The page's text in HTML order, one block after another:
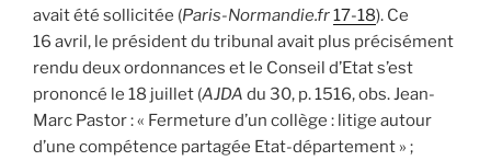
avait été sollicitée (Paris-Normandie.fr17-18). Ce
16 avril, le président du tribunal avait plus précisément
rendu deux ordonnances et le Conseil d’Etat s’est
prononcé le 18 juillet (AJDA du 30, p. 1516, obs. Jean-
Marc Pastor : « Fermeture d’un collège : litige autour
d’une compétence partagée Etat-département » ;